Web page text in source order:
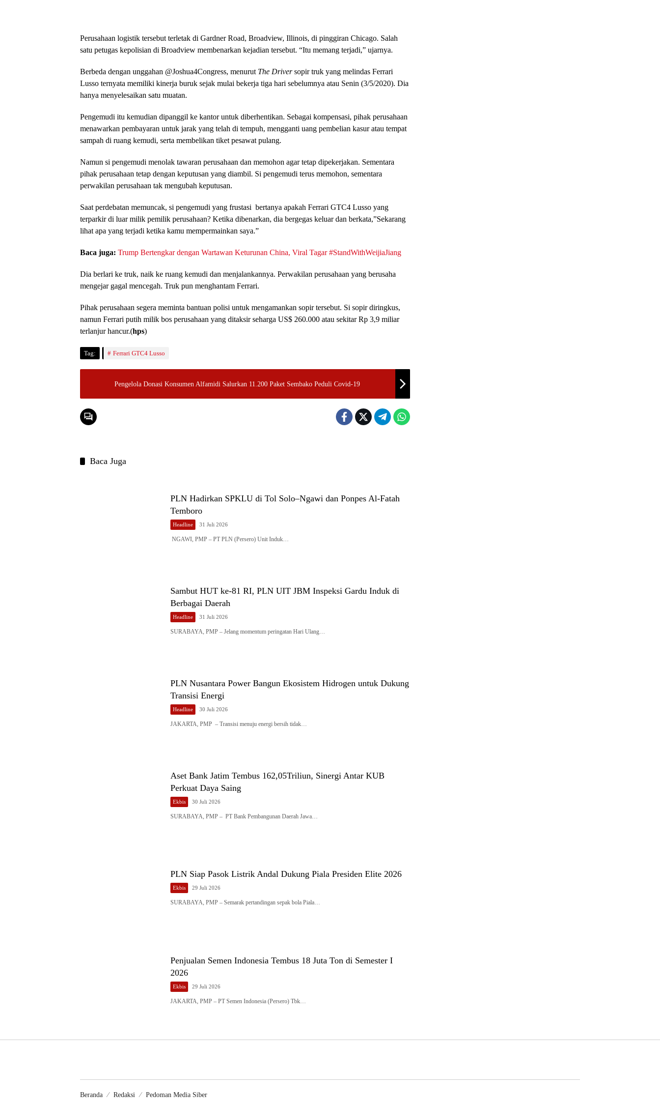
Perusahaan logistik tersebut terletak di Gardner Road, Broadview, Illinois, di pinggiran Chicago. Salah
satu petugas kepolisian di Broadview membenarkan kejadian tersebut. “Itu memang terjadi,” ujarnya.
Berbeda dengan unggahan @Joshua4Congress, menurut The Driversopir truk yang melindas Ferrari
Lusso ternyata memiliki kinerja buruk sejak mulai bekerja tiga hari sebelumnya atau Senin (3/5/2020). Dia
hanya menyelesaikan satu muatan.
Pengemudi itu kemudian dipanggil ke kantor untuk diberhentikan. Sebagai kompensasi, pihak perusahaan
menawarkan pembayaran untuk jarak yang telah di tempuh, mengganti uang pembelian kasur atau tempat
sampah di ruang kemudi, serta membelikan tiket pesawat pulang.
Namun si pengemudi menolak tawaran perusahaan dan memohon agar tetap dipekerjakan. Sementara
pihak perusahaan tetap dengan keputusan yang diambil. Si pengemudi terus memohon, sementara
perwakilan perusahaan tak mengubah keputusan.
Saat perdebatan memuncak, si pengemudi yang frustasi bertanya apakah Ferrari GTC4 Lusso yang
terparkir di luar milik pemilik perusahaan? Ketika dibenarkan, dia bergegas keluar dan berkata,”Sekarang
lihat apa yang terjadi ketika kamu mempermainkan saya.”
Baca juga: Trump Bertengkar dengan Wartawan Keturunan China, Viral Tagar #StandWithWeijiaJiang
Dia berlari ke truk, naik ke ruang kemudi dan menjalankannya. Perwakilan perusahaan yang berusaha
mengejar gagal mencegah. Truk pun menghantam Ferrari.
Pihak perusahaan segera meminta bantuan polisi untuk mengamankan sopir tersebut. Si sopir diringkus,
namun Ferrari putih milik bos perusahaan yang ditaksir seharga US$ 260.000 atau sekitar Rp 3,9 miliar
terlanjur hancur.(hps)
Tag: Ferrari GTC4 Lusso
Pengelola Donasi Konsumen Alfamidi Salurkan 11.200 Paket Sembako Peduli Covid-19
Baca Juga
PLN Hadirkan SPKLU di Tol Solo–Ngawi dan Ponpes Al-Fatah
Temboro
Headline 31 Juli 2026
NGAWI, PMP – PT PLN (Persero) Unit Induk…
Sambut HUT ke-81 RI, PLN UIT JBM Inspeksi Gardu Induk di
Berbagai Daerah
Headline 31 Juli 2026
SURABAYA, PMP – Jelang momentum peringatan Hari Ulang…
PLN Nusantara Power Bangun Ekosistem Hidrogen untuk Dukung
Transisi Energi
Headline 30 Juli 2026
JAKARTA, PMP – Transisi menuju energi bersih tidak…
Aset Bank Jatim Tembus 162,05Triliun, Sinergi Antar KUB
Perkuat Daya Saing
Ekbis 30 Juli 2026
SURABAYA, PMP – PT Bank Pembangunan Daerah Jawa…
PLN Siap Pasok Listrik Andal Dukung Piala Presiden Elite 2026
Ekbis 29 Juli 2026
SURABAYA, PMP – Semarak pertandingan sepak bola Piala…
Penjualan Semen Indonesia Tembus 18 Juta Ton di Semester I
2026
Ekbis 29 Juli 2026
JAKARTA, PMP – PT Semen Indonesia (Persero) Tbk…
Beranda Redaksi Pedoman Media Siber